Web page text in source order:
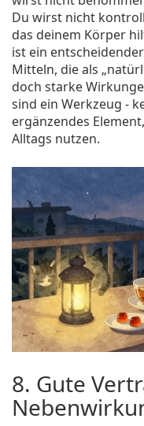
Du wirst nicht
das deinem Körper
ist ein
Mitteln, die als
doch starke
sind ein Werkzeug -
ergänzendes
Alltags nutzen.
8. Gute